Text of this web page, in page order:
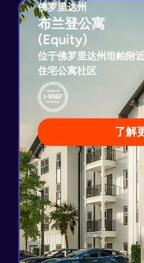
佛罗里达州
布兰登公寓
(Equity)
位于佛罗里达州坦帕附
住宅公寓社区
了解
佛罗里达州
布兰登公寓
(Equity)
I-956F示范项目申
5.0%优先回报
3年目标投资期
经市场验证的多户
查看